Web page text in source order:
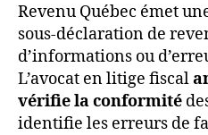
Revenu Québec émet
sous-déclaration de
d’informations ou
L’avocat en litige fiscal
vérifie la conformité
identifie les erreurs de